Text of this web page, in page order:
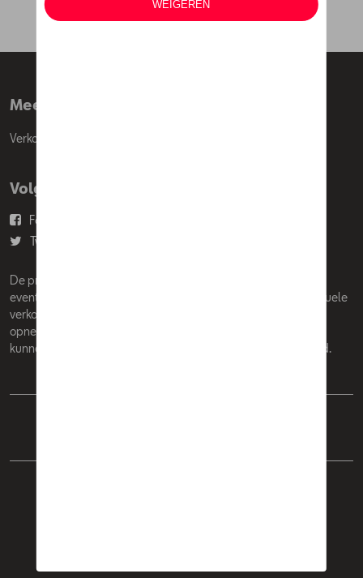
Meer info
Verkoopsvoorwaarden
Volg Ons
Facebook
Twitter
De prijzen op deze site zijn adviesprijzen (incl. btw), exclusief
eventuele installatiekosten. Voor meer informatie over de actuele
verkoopprijs en de eventuele installatiekosten kunt u contact
opnemen met uw concessiehouder / agent. De adviesprijzen
kunnen zonder voorafgaande kennisgeving worden gewijzigd.